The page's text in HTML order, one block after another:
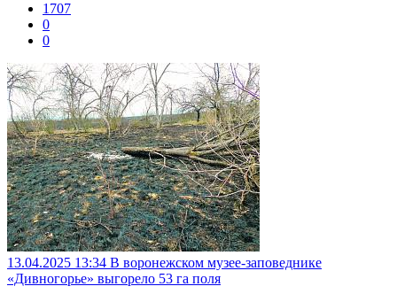
1707
0
0
13.04.2025 13:34 В воронежском музее-заповеднике
«Дивногорье» выгорело 53 га поля